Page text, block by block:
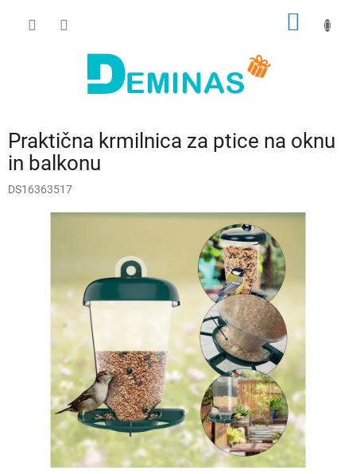
Praktična krmilnica za ptice na oknu
in balkonu
DS16363517